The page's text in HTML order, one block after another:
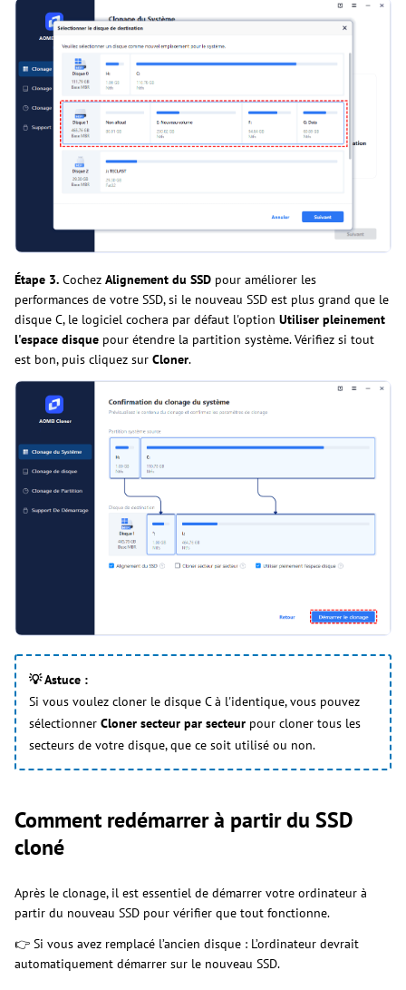
Étape 3. Cochez Alignement du SSD pour améliorer les
performances de votre SSD, si le nouveau SSD est plus grand que le
disque C, le logiciel cochera par défaut l'option Utiliser pleinement
l'espace disque pour étendre la partition système. Vérifiez si tout
est bon, puis cliquez sur Cloner.
💡 Astuce :
Si vous voulez cloner le disque C à l'identique, vous pouvez
sélectionner Cloner secteur par secteur pour cloner tous les
secteurs de votre disque, que ce soit utilisé ou non.
Comment redémarrer à partir du SSD
cloné
Après le clonage, il est essentiel de démarrer votre ordinateur à
partir du nouveau SSD pour vérifier que tout fonctionne.
👉 Si vous avez remplacé l’ancien disque : L’ordinateur devrait
automatiquement démarrer sur le nouveau SSD.